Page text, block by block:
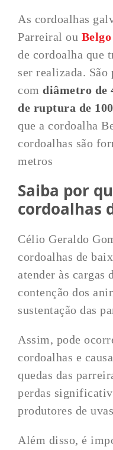
As cordoalhas
Parreiral ou
de cordoalha que
ser realizada. São
comdiâmetro de
de ruptura de
que a cordoalha
cordoalhas são
metros
Saiba por
cordoalhas
Célio Geraldo
cordoalhas de
atender às cargas
contenção dos
sustentação das
Assim, pode
cordoalhas e
quedas das
perdas
produtores de
Além disso, é